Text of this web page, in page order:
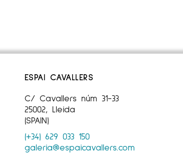
ESPAI CAVALLERS
C/ Cavallers núm 31-33
25002, Lleida
(SPAIN)
(+34) 629 033 150
galeria@espaicavallers.com